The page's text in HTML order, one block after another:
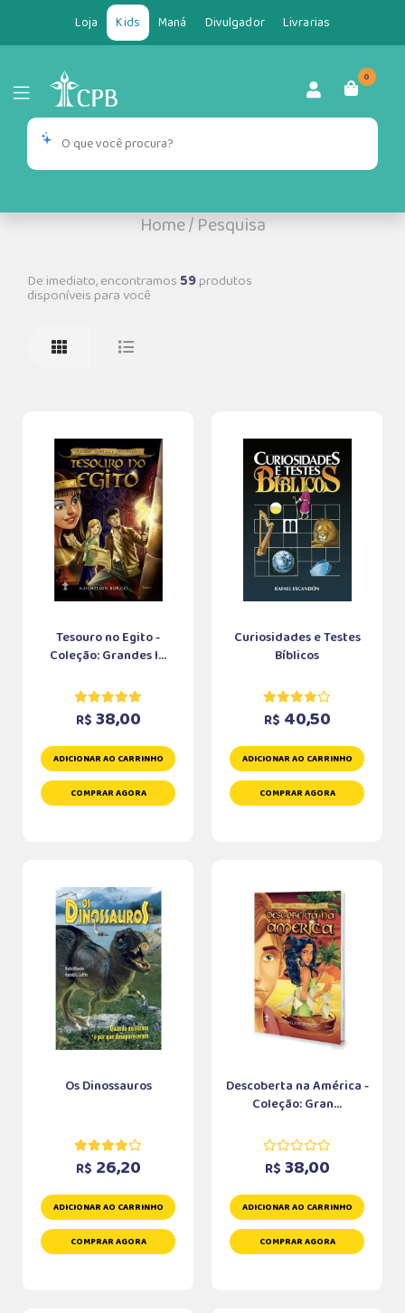
Loja Kids Maná Divulgador Livrarias
0
Home/Pesquisa
De imediato, encontramos 59produtos
disponíveis para você
Tesouro no Egito -
Coleção: Grandes I...
R$ 38,00
ADICIONAR AO CARRINHO
COMPRAR AGORA
Curiosidades e Testes
Bíblicos
R$ 40,50
ADICIONAR AO CARRINHO
COMPRAR AGORA
Os Dinossauros
R$ 26,20
ADICIONAR AO CARRINHO
COMPRAR AGORA
Descoberta na América -
Coleção: Gran...
R$ 38,00
ADICIONAR AO CARRINHO
COMPRAR AGORA